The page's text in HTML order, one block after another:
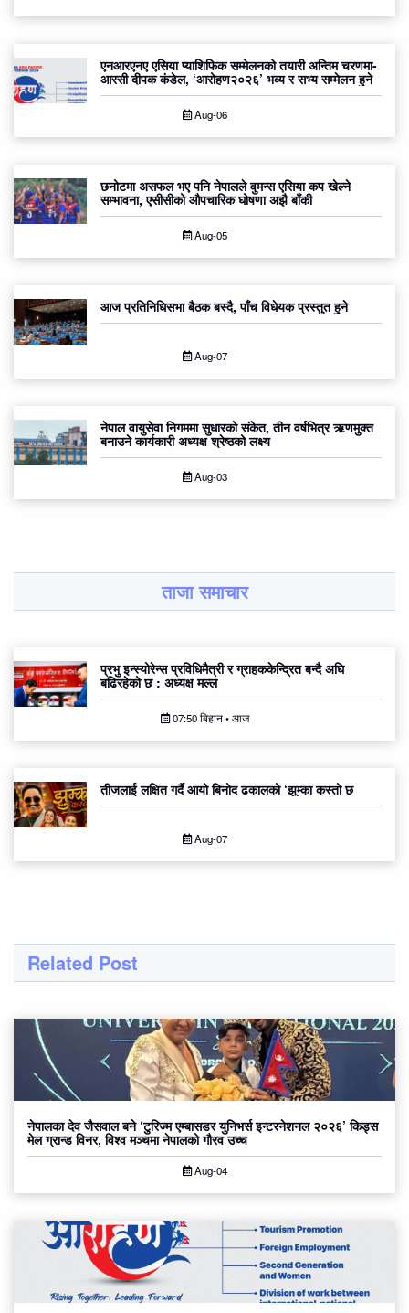
एनआरएनए एसिया प्याशिफिक सम्मेलनको तयारी अन्तिम चरणमा-
आरसी दीपक कंडेल, ‘आरोहण२०२६’ भव्य र सभ्य सम्मेलन हुने
Aug-06
छनोटमा असफल भए पनि नेपालले वुमन्स एसिया कप खेल्ने
सम्भावना, एसीसीको औपचारिक घोषणा अझै बाँकी
Aug-05
आज प्रतिनिधिसभा बैठक बस्दै, पाँच विधेयक प्रस्तुत हुने
Aug-07
नेपाल वायुसेवा निगममा सुधारको संकेत, तीन वर्षभित्र ऋणमुक्त
बनाउने कार्यकारी अध्यक्ष श्रेष्ठको लक्ष्य
Aug-03
ताजा समाचार
प्रभु इन्स्योरेन्स प्रविधिमैत्री र ग्राहककेन्द्रित बन्दै अघि
बढिरहेको छ : अध्यक्ष मल्ल
07:50 बिहान • आज
तीजलाई लक्षित गर्दै आयो बिनोद ढकालको ‘झुम्का कस्तो छ
Aug-07
Related Post
नेपालका देव जैसवाल बने ‘टुरिज्म एम्बासडर युनिभर्स इन्टरनेशनल २०२६’ किड्स
मेल ग्रान्ड विनर, विश्व मञ्चमा नेपालको गौरव उच्च
Aug-04